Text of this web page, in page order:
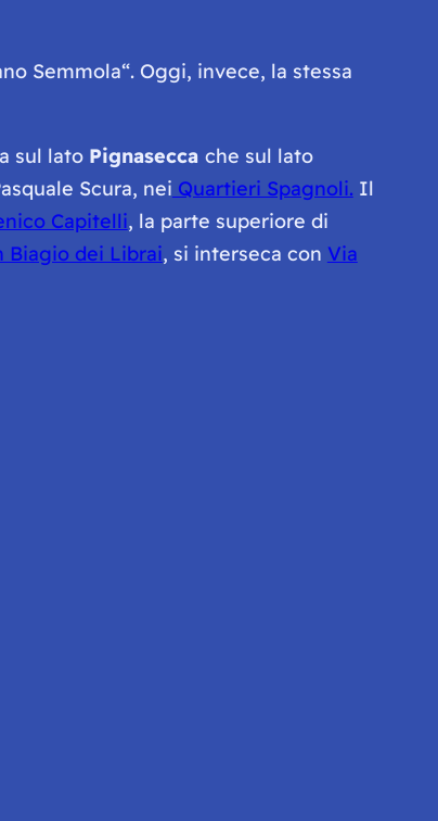
Semmola“. Oggi, invece, la stessa
sul lato Pignasecca che sul lato
Scura, nei Quartieri Spagnoli. Il
Capitelli, la parte superiore di
Biagio dei Librai, si interseca con Via